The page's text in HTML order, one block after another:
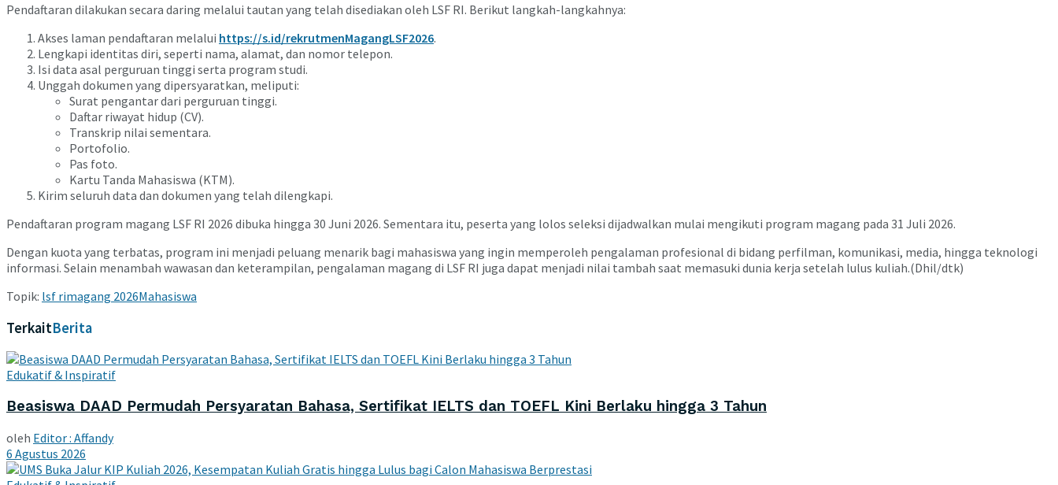
Pendaftaran dilakukan secara daring melalui tautan yang telah disediakan oleh LSF RI. Berikut langkah-langkahnya:
Akses laman pendaftaran melalui https://s.id/rekrutmenMagangLSF2026.
Lengkapi identitas diri, seperti nama, alamat, dan nomor telepon.
Isi data asal perguruan tinggi serta program studi.
Unggah dokumen yang dipersyaratkan, meliputi:
Surat pengantar dari perguruan tinggi.
Daftar riwayat hidup (CV).
Transkrip nilai sementara.
Portofolio.
Pas foto.
Kartu Tanda Mahasiswa (KTM).
Kirim seluruh data dan dokumen yang telah dilengkapi.
Pendaftaran program magang LSF RI 2026 dibuka hingga 30 Juni 2026. Sementara itu, peserta yang lolos seleksi dijadwalkan mulai mengikuti program magang pada 31 Juli 2026.
Dengan kuota yang terbatas, program ini menjadi peluang menarik bagi mahasiswa yang ingin memperoleh pengalaman profesional di bidang perfilman, komunikasi, media, hingga teknologi
informasi. Selain menambah wawasan dan keterampilan, pengalaman magang di LSF RI juga dapat menjadi nilai tambah saat memasuki dunia kerja setelah lulus kuliah.(Dhil/dtk)
Topik: lsf rimagang 2026Mahasiswa
TerkaitBerita
Edukatif & Inspiratif
Beasiswa DAAD Permudah Persyaratan Bahasa, Sertifikat IELTS dan TOEFL Kini Berlaku hingga 3 Tahun
oleh Editor : Affandy
6 Agustus 2026